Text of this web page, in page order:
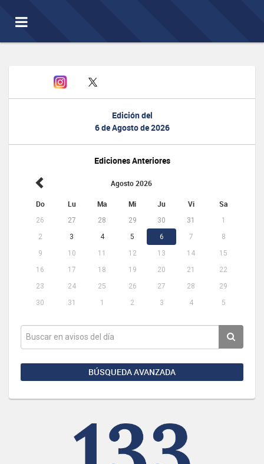
Toggle
navigation
Edición del
6 de Agosto de 2026
Ediciones Anteriores
Agosto 2026
Do Lu Ma Mi Ju Vi Sa
26 27 28 29 30 31
1
2
3 4 5 6 7
8
9
10 11 12 13 14
15
16
17 18 19 20 21
22
23
24 25 26 27 28
29
30
31 1 2 3 4 5
BÚSQUEDA AVANZADA